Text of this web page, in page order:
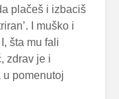
plačeš i izbaciš
I muško i
šta mu fali
zdrav je i
pomenutoj